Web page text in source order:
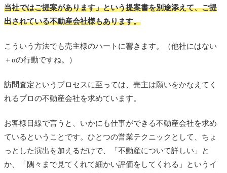
当社ではご提案があります」という提案書を別途添えて、ご提
出されている不動産会社様もあります。
こういう方法でも売主様のハートに響きます。（他社にはない
＋αの行動ですね。）
訪問査定というプロセスに至っては、売主は願いをかなえてく
れるプロの不動産会社を求めています。
お客様目線で言うと、いかにも仕事ができる不動産会社を求め
ているということです。ひとつの営業テクニックとして、ちょ
っとした演出を加えるだけで、「不動産について詳しい」と
か、「隅々まで見てくれて細かい評価をしてくれる」というイ